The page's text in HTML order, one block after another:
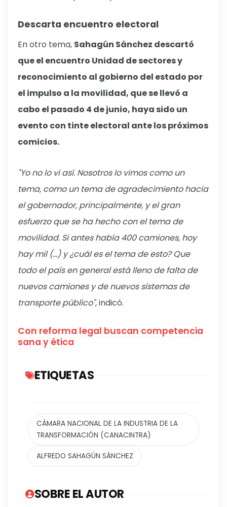
Descarta encuentro electoral
En otro tema, Sahagún Sánchez descartó
que el encuentro Unidad de sectores y
reconocimiento al gobierno del estado por
el impulso a la movilidad, que se llevó a
cabo el pasado 4 de junio, haya sido un
evento con tinte electoral ante los próximos
comicios.
"Yo no lo vi así. Nosotros lo vimos como un
tema, como un tema de agradecimiento hacia
el gobernador, principalmente, y el gran
esfuerzo que se ha hecho con el tema de
movilidad. Si antes había 400 camiones, hoy
hay mil (...) y ¿cuál es el tema de esto? Que
todo el país en general está lleno de falta de
nuevos camiones y de nuevos sistemas de
transporte público",indicó.
Con reforma legal buscan competencia
sana y ética
ETIQUETAS
CÁMARA NACIONAL DE LA INDUSTRIA DE LA
TRANSFORMACIÓN (CANACINTRA)
ALFREDO SAHAGÚN SÁNCHEZ
SOBRE EL AUTOR